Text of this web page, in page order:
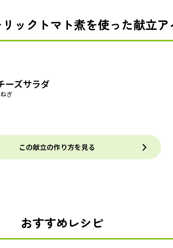
ックトマト煮を使った献立ア
ーズサラダ
ねぎ
この献立の作り方を見る
おすすめレシピ